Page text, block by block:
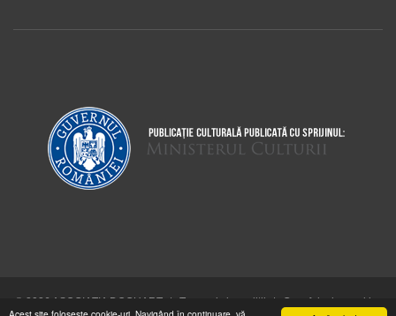
© 2026 ASOCIAŢIA DOCUART | Termeni şi condiţii |
Cum folosim cookie-